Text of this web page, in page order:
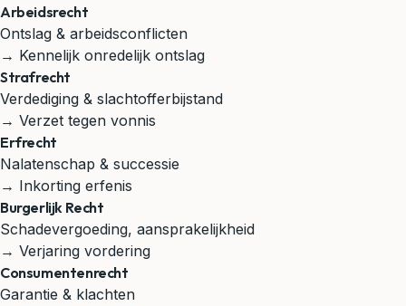
Arbeidsrecht
Ontslag & arbeidsconflicten
→ Kennelijk onredelijk ontslag
Strafrecht
Verdediging & slachtofferbijstand
→ Verzet tegen vonnis
Erfrecht
Nalatenschap & successie
→ Inkorting erfenis
Burgerlijk Recht
Schadevergoeding, aansprakelijkheid
→ Verjaring vordering
Consumentenrecht
Garantie & klachten